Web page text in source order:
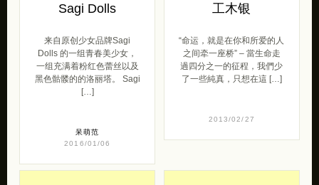
Sagi Dolls
来自原创少女品牌Sagi
Dolls 的一组青春美少女，
一组充满着粉红色蕾丝以及
黑色骷髅的的洛丽塔。 Sagi
[…]
呆萌范
2016/01/06
工木银
“命运，就是在你和所爱的人
之间牵一座桥” – 當生命走
過四分之一的征程，我們少
了一些純真，只想在這 […]
2013/02/27